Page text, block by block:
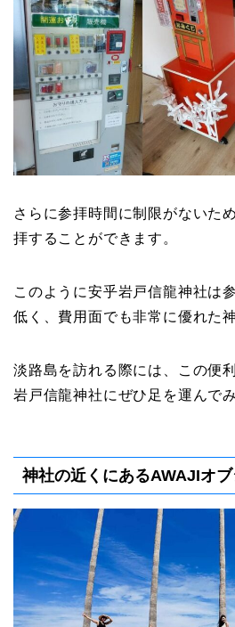
さらに参拝時間に制限がないた
拝することができます。
このように安乎岩戸信龍神社は
低く、費用面でも非常に優れた
淡路島を訪れる際には、この便
岩戸信龍神社にぜひ足を運んで
神社の近くにあるAWAJIオ